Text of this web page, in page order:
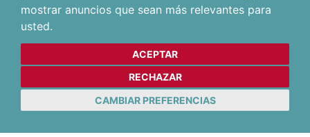
mostrar anuncios que sean más relevantes para
usted.
ACEPTAR
RECHAZAR
CAMBIAR PREFERENCIAS